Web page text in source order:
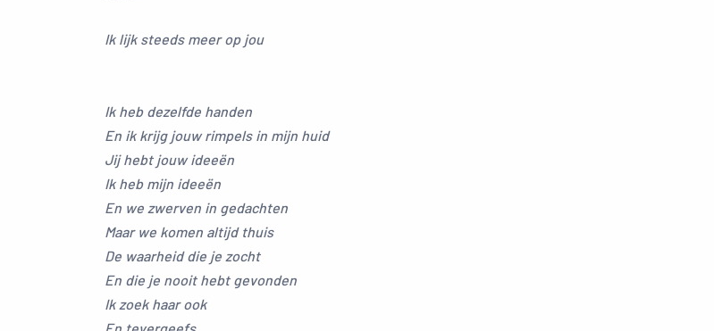
Ik lijk steeds meer op jou
Ik heb dezelfde handen
En ik krijg jouw rimpels in mijn huid
Jij hebt jouw ideeën
Ik heb mijn ideeën
En we zwerven in gedachten
Maar we komen altijd thuis
De waarheid die je zocht
En die je nooit hebt gevonden
Ik zoek haar ook